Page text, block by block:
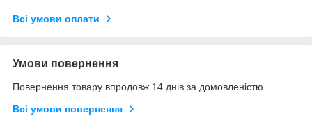
Всі умови оплати
Умови повернення
Повернення товару впродовж 14 днів за домовленістю
Всі умови повернення